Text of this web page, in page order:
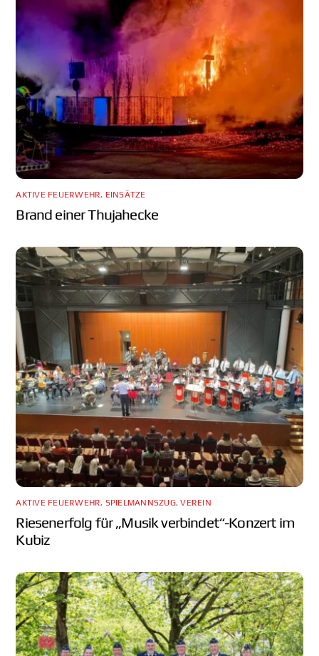
AKTIVE FEUERWEHR, EINSÄTZE
Brand einer Thujahecke
AKTIVE FEUERWEHR, SPIELMANNSZUG,VEREIN
Riesenerfolg für „Musik verbindet“-Konzert im
Kubiz